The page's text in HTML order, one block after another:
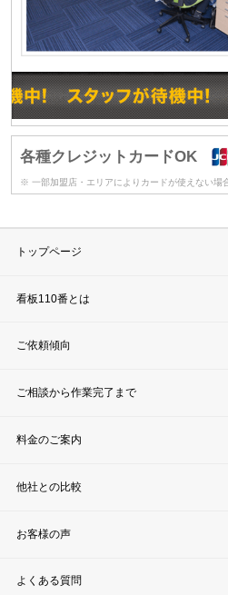
各種クレジットカードOK
※ 一部加盟店・エリアによりカードが使えない場
トップページ
看板110番とは
ご依頼傾向
ご相談から作業完了まで
料金のご案内
他社との比較
お客様の声
よくある質問